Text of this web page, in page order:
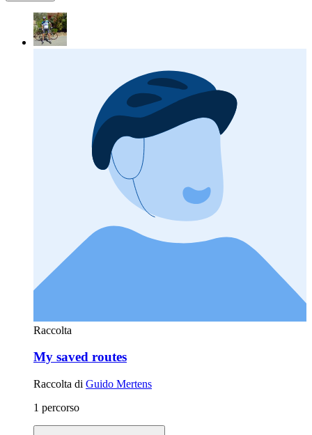
Raccolta
My saved routes
Raccolta di Guido Mertens
1 percorso